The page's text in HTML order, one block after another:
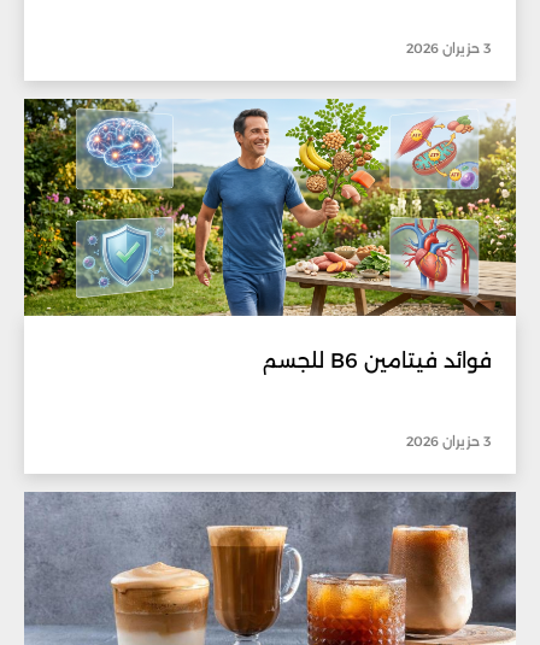
3 حزيران 2026
فوائد فيتامين B6 للجسم
3 حزيران 2026